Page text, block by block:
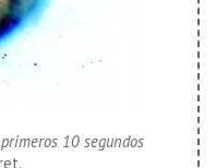
10 segundos